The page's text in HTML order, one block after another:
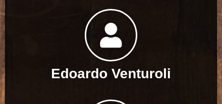
Edoardo Venturoli